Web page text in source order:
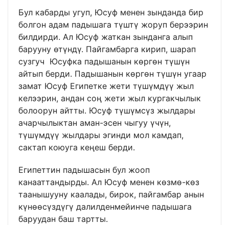
Бул кабарды угуп, Юсуф менен зынданда бир
болгон адам падышага түштү жоруп берээрин
билдирди. Ал Юсуф жаткан зынданга алып
барууну өтүндү. Пайгамбарга кирип, шарап
сузгуч Юсуфка падышанын көргөн түшүн
айтып берди. Падышанын көргөн түшүн угаар
замат Юсуф Египетке жети түшүмдүү жыл
келээрин, андан соң жети жыл кургакчылык
болоорун айтты. Юсуф түшүмсүз жылдары
ачарчылыктан аман-эсен чыгуу үчүн,
түшүмдүү жылдары эгинди мол камдап,
сактап коюуга кеңеш берди.
Египеттин падышасын бул жооп
канааттандырды. Ал Юсуф менен көзмө-көз
таанышууну каалады, бирок, пайгамбар анын
күнөөсүздүгү далилденмейинче падышага
баруудан баш тартты.